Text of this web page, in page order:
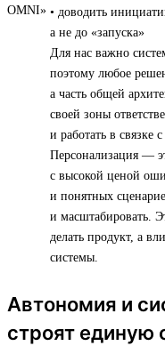
• доводить
а не до «запуска»
Для нас важно
поэтому любое
а часть общей
своей зоны
и работать в связке
Персонализация —
с высокой ценой
и понятных
и масштабировать.
делать продукт, а
системы.
Автономия и
строят единую